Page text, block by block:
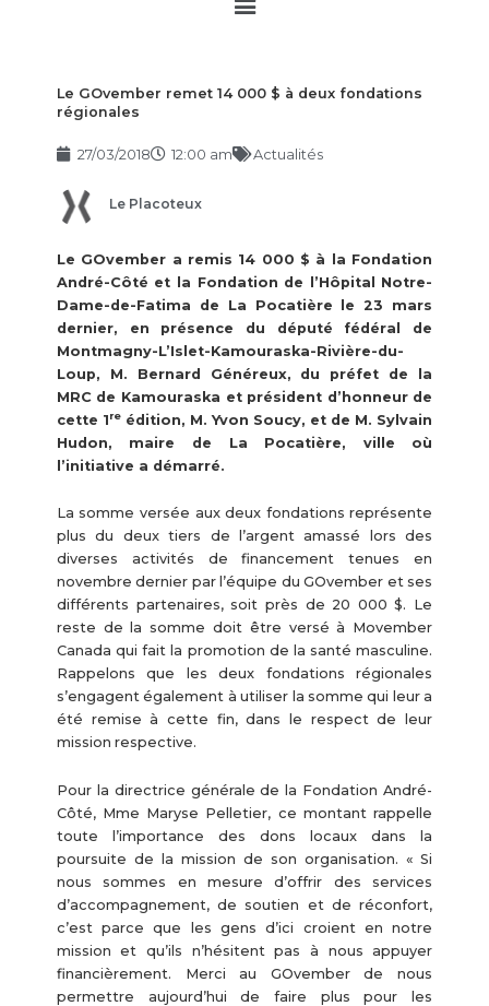
Le GOvember remet 14 000 $ à deux fondations
régionales
27/03/2018 12:00 am Actualités
Le Placoteux
Le GOvember a remis 14 000 $ à la Fondation
André-Côté et la Fondation de l’Hôpital Notre-
Dame-de-Fatima de La Pocatière le 23 mars
dernier, en présence du député fédéral de
Montmagny-L’Islet-Kamouraska-Rivière-du-
Loup, M. Bernard Généreux, du préfet de la
MRC de Kamouraska et président d’honneur de
cette 1reédition, M. Yvon Soucy, et de M. Sylvain
Hudon, maire de La Pocatière, ville où
l’initiative a démarré.
La somme versée aux deux fondations représente
plus du deux tiers de l’argent amassé lors des
diverses activités de financement tenues en
novembre dernier par l’équipe du GOvember et ses
différents partenaires, soit près de 20 000 $. Le
reste de la somme doit être versé à Movember
Canada qui fait la promotion de la santé masculine.
Rappelons que les deux fondations régionales
s’engagent également à utiliser la somme qui leur a
été remise à cette fin, dans le respect de leur
mission respective.
Pour la directrice générale de la Fondation André-
Côté, Mme Maryse Pelletier, ce montant rappelle
toute l’importance des dons locaux dans la
poursuite de la mission de son organisation. « Si
nous sommes en mesure d’offrir des services
d’accompagnement, de soutien et de réconfort,
c’est parce que les gens d’ici croient en notre
mission et qu’ils n’hésitent pas à nous appuyer
financièrement. Merci au GOvember de nous
permettre aujourd’hui de faire plus pour les